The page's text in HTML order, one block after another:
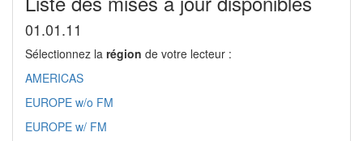
01.01.11
Sélectionnez la région de votre lecteur :
AMERICAS
EUROPE w/o FM
EUROPE w/ FM